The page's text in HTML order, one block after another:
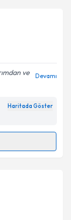
ve
Devamı
Haritada Göster
talebi
için bir